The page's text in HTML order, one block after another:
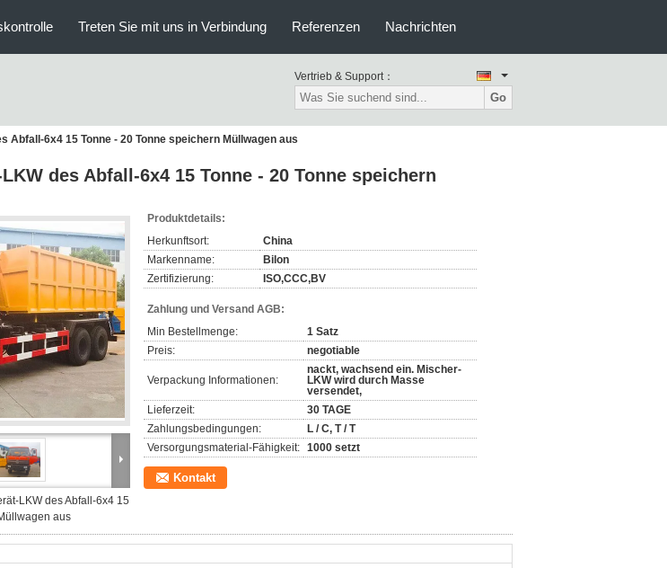
Treten Sie mit uns in Verbindung Referenzen Nachrichten
Vertrieb & Support：
Go
Abfall-6x4 15 Tonne - 20 Tonne speichern Müllwagen aus
des Abfall-6x4 15 Tonne - 20 Tonne speichern
LKW des Abfall-6x4 15
aus
Produktdetails:
Herkunftsort:
China
Markenname:
Bilon
Zertifizierung:
ISO,CCC,BV
Zahlung und Versand AGB:
Min Bestellmenge:
1 Satz
Preis:
negotiable
Verpackung Informationen:
nackt, wachsend ein. Mischer-
LKW wird durch Masse
versendet,
Lieferzeit:
30 TAGE
Zahlungsbedingungen:
L / C, T / T
Versorgungsmaterial-Fähigkeit: 1000 setzt
Kontakt